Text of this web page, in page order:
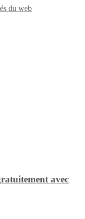
du web
avec